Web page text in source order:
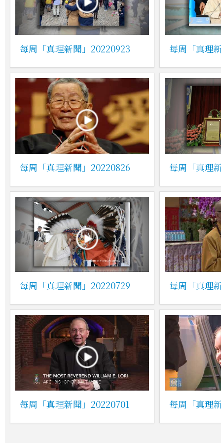
每周「真理新聞」20220923 每周「真理
每周「真理新聞」20220826 每周「真理
每周「真理新聞」20220729 每周「真理
每周「真理新聞」20220701 每周「真理